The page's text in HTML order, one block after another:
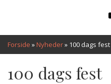
Forside »Nyheder» 100 dags fest
100 dags fest